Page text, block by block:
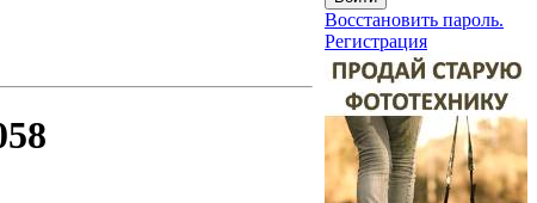
Восстановить пароль.
Регистрация